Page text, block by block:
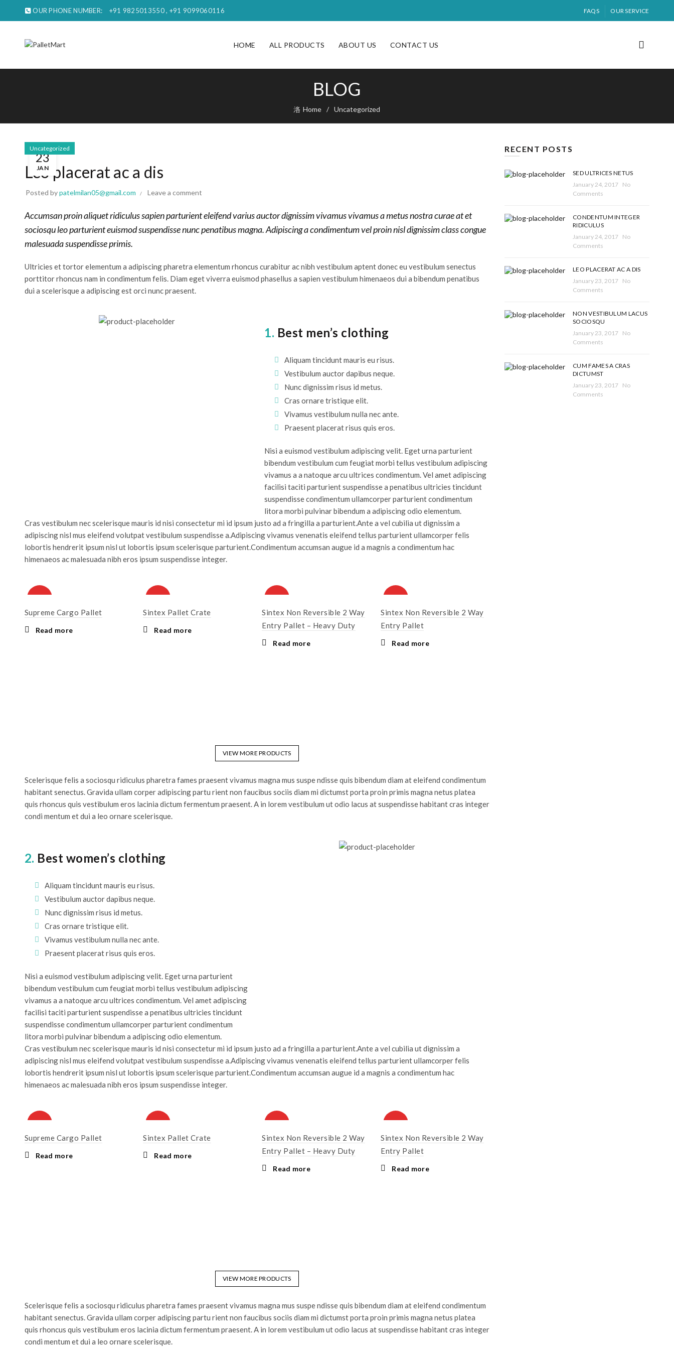
OUR PHONE NUMBER: +91 9825013550 , +91 9099060116 FAQS OUR SERVICE
HOME ALL PRODUCTS ABOUT US CONTACT US
BLOG
Home Uncategorized
23
JAN
Uncategorized
Leo placerat ac a dis
Posted bypatelmilan05@gmail.com Leave a comment
Accumsan proin aliquet ridiculus sapien parturient eleifend varius auctor dignissim vivamus vivamus a metus nostra curae at et
sociosqu leo parturient euismod suspendisse nunc penatibus magna. Adipiscing a condimentum vel proin nisl dignissim class congue
malesuada suspendisse primis.
Ultricies et tortor elementum a adipiscing pharetra elementum rhoncus curabitur ac nibh vestibulum aptent donec eu vestibulum senectus
porttitor rhoncus nam in condimentum felis. Diam eget viverra euismod phasellus a sapien vestibulum himenaeos dui a bibendum penatibus
dui a scelerisque a adipiscing est orci nunc praesent.
1. Best men’s clothing
Aliquam tincidunt mauris eu risus.
Vestibulum auctor dapibus neque.
Nunc dignissim risus id metus.
Cras ornare tristique elit.
Vivamus vestibulum nulla nec ante.
Praesent placerat risus quis eros.
Nisi a euismod vestibulum adipiscing velit. Eget urna parturient
bibendum vestibulum cum feugiat morbi tellus vestibulum adipiscing
vivamus a a natoque arcu ultrices condimentum. Vel amet adipiscing
facilisi taciti parturient suspendisse a penatibus ultricies tincidunt
suspendisse condimentum ullamcorper parturient condimentum
litora morbi pulvinar bibendum a adipiscing odio elementum.
Cras vestibulum nec scelerisque mauris id nisi consectetur mi id ipsum justo ad a fringilla a parturient.Ante a vel cubilia ut dignissim a
adipiscing nisl mus eleifend volutpat vestibulum suspendisse a.Adipiscing vivamus venenatis eleifend tellus parturient ullamcorper felis
lobortis hendrerit ipsum nisl ut lobortis ipsum scelerisque parturient.Condimentum accumsan augue id a magnis a condimentum hac
himenaeos ac malesuada nibh eros ipsum suspendisse integer.
HOT
Supreme Cargo Pallet
Read more
HOT
Sintex Pallet Crate
Read more
HOT
Sintex Non Reversible 2 Way
Entry Pallet – Heavy Duty
Read more
HOT
Sintex Non Reversible 2 Way
Entry Pallet
Read more
VIEW MORE PRODUCTS
Scelerisque felis a sociosqu ridiculus pharetra fames praesent vivamus magna mus suspe ndisse quis bibendum diam at eleifend condimentum
habitant senectus. Gravida ullam corper adipiscing partu rient non faucibus sociis diam mi dictumst porta proin primis magna netus platea
quis rhoncus quis vestibulum eros lacinia dictum fermentum praesent. A in lorem vestibulum ut odio lacus at suspendisse habitant cras integer
condi mentum et dui a leo ornare scelerisque.
2. Best women’s clothing
Aliquam tincidunt mauris eu risus.
Vestibulum auctor dapibus neque.
Nunc dignissim risus id metus.
Cras ornare tristique elit.
Vivamus vestibulum nulla nec ante.
Praesent placerat risus quis eros.
Nisi a euismod vestibulum adipiscing velit. Eget urna parturient
bibendum vestibulum cum feugiat morbi tellus vestibulum adipiscing
vivamus a a natoque arcu ultrices condimentum. Vel amet adipiscing
facilisi taciti parturient suspendisse a penatibus ultricies tincidunt
suspendisse condimentum ullamcorper parturient condimentum
litora morbi pulvinar bibendum a adipiscing odio elementum.
Cras vestibulum nec scelerisque mauris id nisi consectetur mi id ipsum justo ad a fringilla a parturient.Ante a vel cubilia ut dignissim a
adipiscing nisl mus eleifend volutpat vestibulum suspendisse a.Adipiscing vivamus venenatis eleifend tellus parturient ullamcorper felis
lobortis hendrerit ipsum nisl ut lobortis ipsum scelerisque parturient.Condimentum accumsan augue id a magnis a condimentum hac
himenaeos ac malesuada nibh eros ipsum suspendisse integer.
HOT
Supreme Cargo Pallet
Read more
HOT
Sintex Pallet Crate
Read more
HOT
Sintex Non Reversible 2 Way
Entry Pallet – Heavy Duty
Read more
HOT
Sintex Non Reversible 2 Way
Entry Pallet
Read more
VIEW MORE PRODUCTS
Scelerisque felis a sociosqu ridiculus pharetra fames praesent vivamus magna mus suspe ndisse quis bibendum diam at eleifend condimentum
habitant senectus. Gravida ullam corper adipiscing partu rient non faucibus sociis diam mi dictumst porta proin primis magna netus platea
quis rhoncus quis vestibulum eros lacinia dictum fermentum praesent. A in lorem vestibulum ut odio lacus at suspendisse habitant cras integer
condi mentum et dui a leo ornare scelerisque.
RECENT POSTS
SED ULTRICES NETUS
January 24, 2017 No
Comments
CONDENTUM INTEGER
RIDICULUS
January 24, 2017 No
Comments
LEO PLACERAT AC A DIS
January 23, 2017 No
Comments
NON VESTIBULUM LACUS
SOCIOSQU
January 23, 2017 No
Comments
CUM FAMES A CRAS
DICTUMST
January 23, 2017 No
Comments